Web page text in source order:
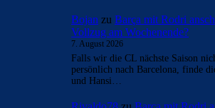
Bojan zu Barça mit Rodri
Vollzug am Wochenende?
7. August 2026
Falls wir die CL nächste Saison
persönlich nach Barcelona, finde
und Hansi…